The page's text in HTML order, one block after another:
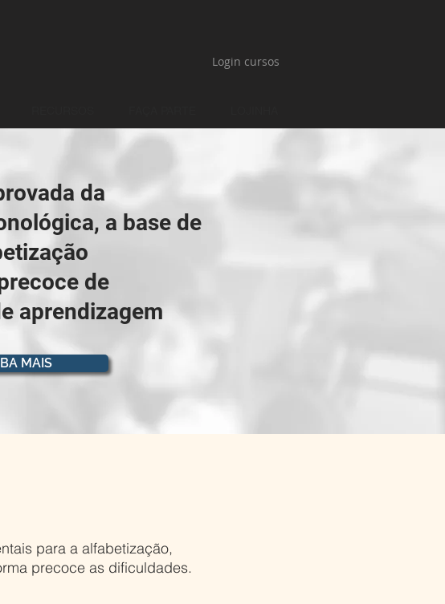
Login cursos
da
a base de
de
aprendizagem
MAIS
para a alfabetização,
precoce as dificuldades.